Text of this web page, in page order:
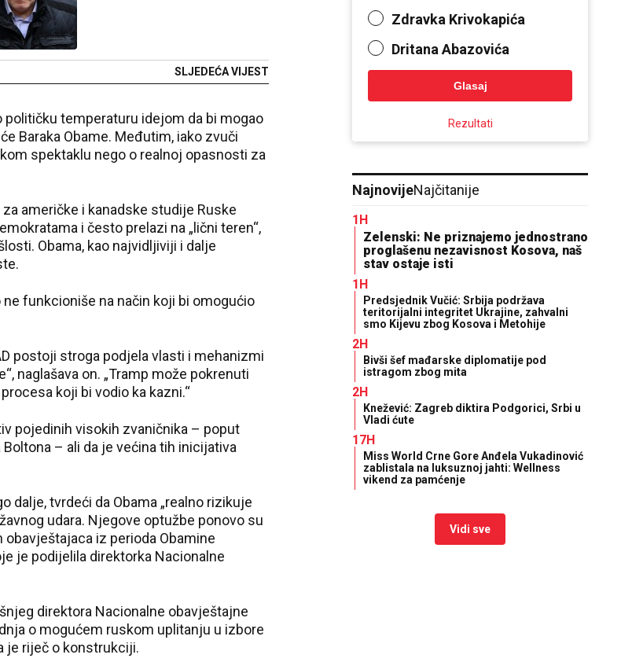
SLJEDEĆA VIJEST
temperaturu idejom da bi mogao
Baraka Obame. Međutim, iako zvuči
spektaklu nego o realnoj opasnosti za
američke i kanadske studije Ruske
i često prelazi na „lični teren“,
Obama, kao najvidljiviji i dalje
funkcioniše na način koji bi omogućio
postoji stroga podjela vlasti i mehanizmi
naglašava on. „Tramp može pokrenuti
koji bi vodio ka kazni.“
pojedinih visokih zvaničnika – poput
– ali da je većina tih inicijativa
dalje, tvrdeći da Obama „realno rizikuje
udara. Njegove optužbe ponovo su
iz perioda Obamine
je podijelila direktorka Nacionalne
direktora Nacionalne obavještajne
o mogućem ruskom uplitanju u izbore
je riječ o konstrukciji.
Zdravka Krivokapića
Dritana Abazovića
Glasaj
Rezultati
NajnovijeNajčitanije
1H
Zelenski: Ne priznajemo jednostrano
proglašenu nezavisnost Kosova, naš
stav ostaje isti
1H
Predsjednik Vučić: Srbija podržava
teritorijalni integritet Ukrajine, zahvalni
smo Kijevu zbog Kosova i Metohije
2H
Bivši šef mađarske diplomatije pod
istragom zbog mita
2H
Knežević: Zagreb diktira Podgorici, Srbi u
Vladi ćute
17H
Miss World Crne Gore Anđela Vukadinović
zablistala na luksuznoj jahti: Wellness
vikend za pamćenje
Vidi sve